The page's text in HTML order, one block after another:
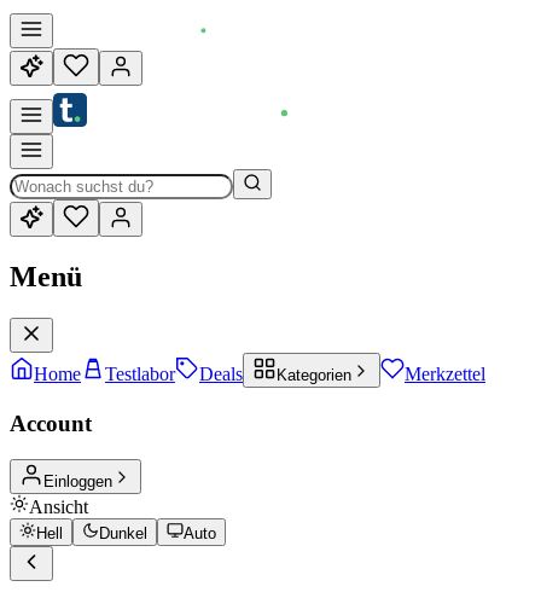
Menü
Home Testlabor Deals Kategorien Merkzettel
Account
Einloggen
Ansicht
Hell Dunkel Auto